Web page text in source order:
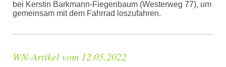
bei Kerstin Barkmann-Fiegenbaum (Westerweg 77), um
gemeinsam mit dem Fahrrad loszufahren.
WN-Artikel vom 12.05.2022